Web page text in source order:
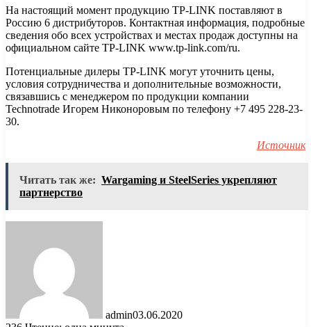
На настоящий момент продукцию TP-LINK поставляют в
Россию 6 дистрибуторов. Контактная информация, подробные
сведения обо всех устройствах и местах продаж доступны на
официальном сайте TP-LINK www.tp-link.com/ru.
Потенциальные дилеры TP-LINK могут уточнить цены,
условия сотрудничества и дополнительные возможности,
связавшись с менеджером по продукции компании
Technotrade Игорем Никоноровым по телефону +7 495 228-23-
30.
Источник
Читать так же: Wargaming и SteelSeries укрепляют
партнерство
admin03.06.2020